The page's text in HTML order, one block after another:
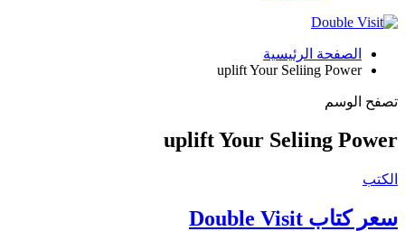
الصفحة الرئيسية
uplift Your Seliing Power
تصفح الوسم
uplift Your Seliing Power
الكتب
سعر كتاب Double Visit